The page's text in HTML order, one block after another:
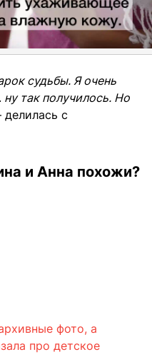
судьбы. Я очень
так получилось. Но
с
и Анна похожи?
фото, а
про детское